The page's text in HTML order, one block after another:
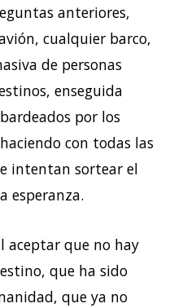
anteriores,
cualquier barco,
de personas
enseguida
por los
con todas las
intentan sortear el
esperanza.
aceptar que no hay
que ha sido
que ya no